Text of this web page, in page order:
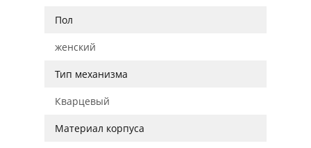
Пол
женский
Тип механизма
Кварцевый
Материал корпуса